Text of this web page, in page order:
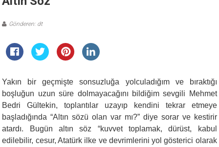
Gönderen: dt
Yakın bir geçmişte sonsuzluğa yolculadığım ve bıraktığı
boşluğun uzun süre dolmayacağını bildiğim sevgili Mehmet
Bedri Gültekin, toplantılar uzayıp kendini tekrar etmeye
başladığında “Altın sözü olan var mı?” diye sorar ve kestirir
atardı. Bugün altın söz “kuvvet toplamak, dürüst, kabul
edilebilir, cesur, Atatürk ilke ve devrimlerini yol gösterici olarak